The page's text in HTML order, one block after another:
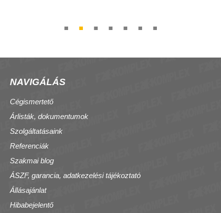
NAVIGÁLÁS
Cégismertető
Árlisták, dokumentumok
Szolgáltatásaink
Referenciák
Szakmai blog
ÁSZF, garancia, adatkezelési tájékoztató
Állásajánlat
Hibabejelentő